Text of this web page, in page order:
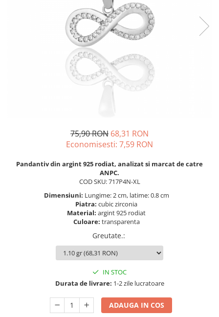
BRATARI PENTRU PICIOR
BRATARA TIP ROZARIU
LANTURI TIP ROZARIU
75,90 RON 68,31 RON
Economisesti: 7,59 RON
Pandantiv din argint 925 rodiat, analizat si marcat de catre
ANPC.
COD SKU: 717P4N-XL
Dimensiuni: Lungime: 2 cm, latime: 0.8 cm
Piatra: cubic zirconia
Material: argint 925 rodiat
Culoare: transparenta
Greutate.:
IN STOC
Durata de livrare: 1-2 zile lucratoare
ADAUGA IN COS